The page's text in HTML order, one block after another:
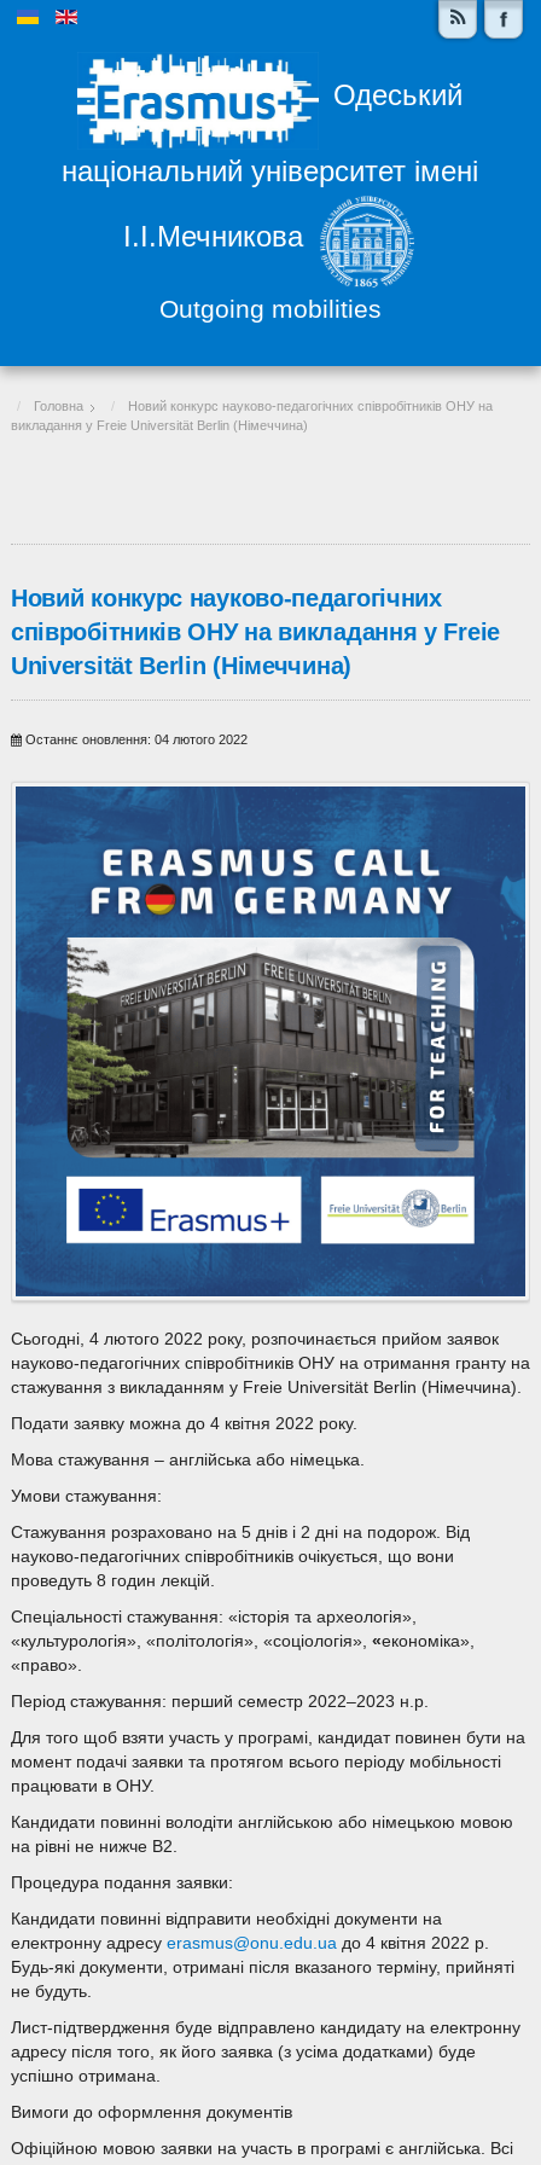
Одеський
національний університет імені
І.І.Мечникова
Outgoing mobilities
Головна
Новий конкурс науково-педагогічних співробітників ОНУ на
викладання у Freie Universität Berlin (Німеччина)
Новий конкурс науково-педагогічних
співробітників ОНУ на викладання у Freie
Universität Berlin (Німеччина)
Останнє оновлення: 04 лютого 2022
Сьогодні, 4 лютого 2022 року, розпочинається прийом заявок
науково-педагогічних співробітників ОНУ на отримання гранту на
стажування з викладанням у Freie Universität Berlin (Німеччина).
Подати заявку можна до 4 квітня 2022 року.
Мова стажування – англійська або німецька.
Умови стажування:
Стажування розраховано на 5 днів і 2 дні на подорож. Від
науково-педагогічних співробітників очікується, що вони
проведуть 8 годин лекцій.
Спеціальності стажування: «історія та археологія»,
«культурологія», «політологія», «соціологія», «економіка»,
«право».
Період стажування: перший семестр 2022–2023 н.р.
Для того щоб взяти участь у програмі, кандидат повинен бути на
момент подачі заявки та протягом всього періоду мобільності
працювати в ОНУ.
Кандидати повинні володіти англійською або німецькою мовою
на рівні не нижче В2.
Процедура подання заявки:
Кандидати повинні відправити необхідні документи на
електронну адресу erasmus@onu.edu.uaдо 4 квітня 2022 р.
Будь-які документи, отримані після вказаного терміну, прийняті
не будуть.
Лист-підтвердження буде відправлено кандидату на електронну
адресу після того, як його заявка (з усіма додатками) буде
успішно отримана.
Вимоги до оформлення документів
Офіційною мовою заявки на участь в програмі є англійська. Всі